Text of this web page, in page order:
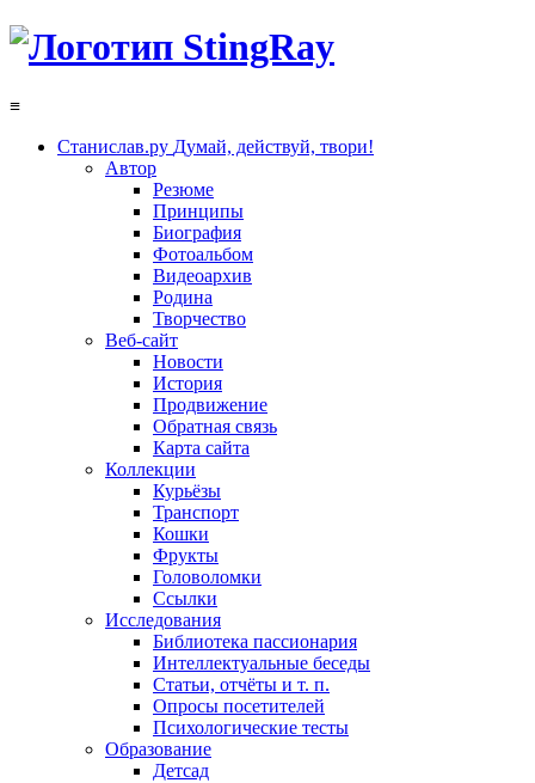
≡
Станислав.ру Думай, действуй, твори!
Автор
Резюме
Принципы
Биография
Фотоальбом
Видеоархив
Родина
Творчество
Веб-сайт
Новости
История
Продвижение
Обратная связь
Карта сайта
Коллекции
Курьёзы
Транспорт
Кошки
Фрукты
Головоломки
Ссылки
Исследования
Библиотека пассионария
Интеллектуальные беседы
Статьи, отчёты и т. п.
Опросы посетителей
Психологические тесты
Образование
Детсад